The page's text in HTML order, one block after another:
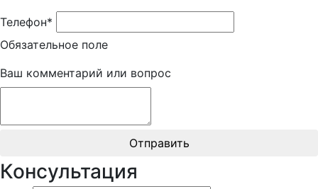
Телефон*
Обязательное поле
Ваш комментарий или вопрос
Отправить
Консультация